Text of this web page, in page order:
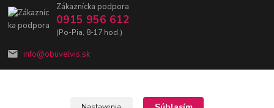
Zákaznícka podpora
0915 956 612
(Po-Pia, 8-17 hod.)
info@obuvelvis.sk